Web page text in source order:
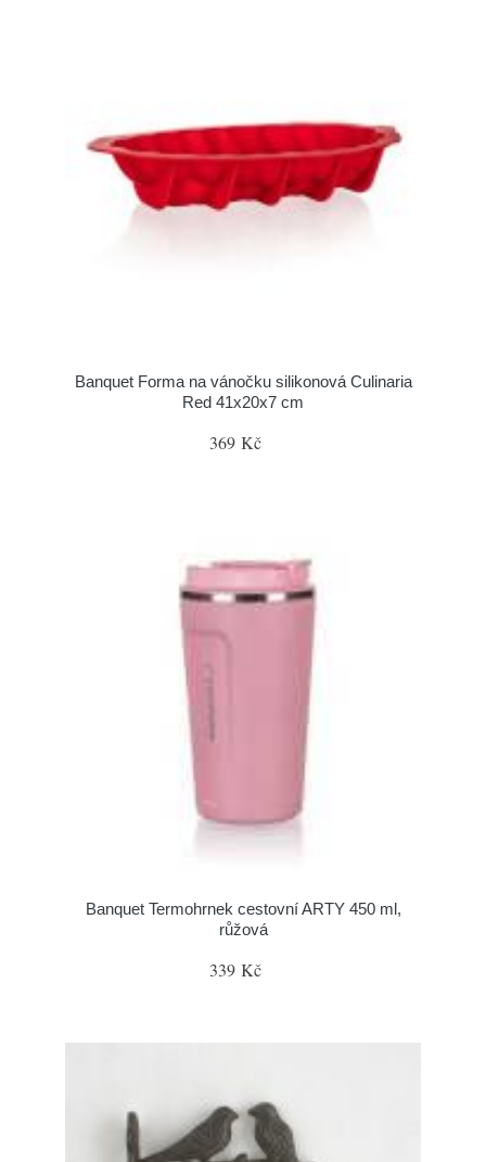
Banquet Forma na vánočku silikonová Culinaria
Red 41x20x7 cm
369 Kč
Banquet Termohrnek cestovní ARTY 450 ml,
růžová
339 Kč